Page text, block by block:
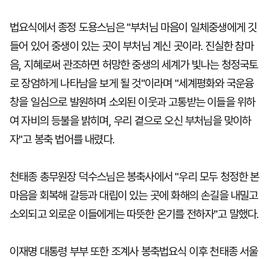
법요식에서 종정 도용스님은 "부처님 마음이 일체중생에게 깃
들어 있어 중생이 있는 곳이 부처님 계신 곳이라. 진실한 참마
음, 지혜로써 관조하면 허망한 중생의 세계가 빛나는 청정국토
로 장엄하게 나타남을 보게 될 것"이라며 "세계평화와 국운융
창을 일심으로 발원하며 소외된 이웃과 고통받는 이들을 위하
여 자비의 등불을 밝히며, 우리 곁으로 오신 부처님을 맞이하
자"고 봉축 법어를 내렸다.
천태종 총무원장 덕수스님은 봉축사에서 "우리 모두 청정한 본
마음을 회복해 갈등과 대립이 있는 곳에 화해의 손길을 내밀고
소외되고 외로운 이들에게는 따뜻한 온기를 전하자"고 말했다.
이재명 대통령 부부 또한 조계사 봉축법요식 이후 천태종 서울